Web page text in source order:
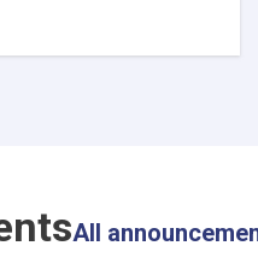
All